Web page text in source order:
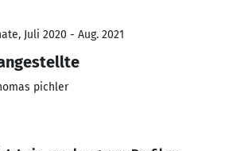
Juli 2020 - Aug. 2021
pichler